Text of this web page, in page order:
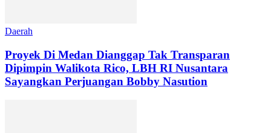
Daerah
Proyek Di Medan Dianggap Tak Transparan
Dipimpin Walikota Rico, LBH RI Nusantara
Sayangkan Perjuangan Bobby Nasution